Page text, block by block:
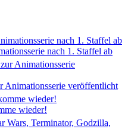
nach 1. Staffel ab
Animationsserie veröffentlicht
wieder!